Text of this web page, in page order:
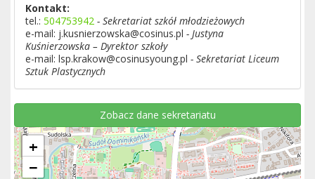
Kontakt:
tel.: 504753942 - Sekretariat szkół młodzieżowych
e-mail: j.kusnierzowska@cosinus.pl - Justyna
Kuśnierzowska – Dyrektor szkoły
e-mail: lsp.krakow@cosinusyoung.pl - Sekretariat Liceum
Sztuk Plastycznych
Zobacz dane sekretariatu
+
−